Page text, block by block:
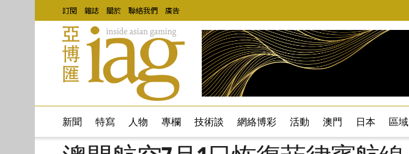
訂閱 雜誌 關於 聯絡我們 廣告
新聞 特寫 人物 專欄 技術談 網絡博彩 活動 澳門 日本 區域